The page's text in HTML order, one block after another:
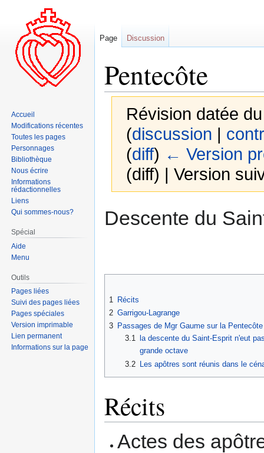
Pentecôte
Révision datée
(discussion |
(diff) ← Version
(diff) | Version
Descente du
1
Récits
2 Garrigou-Lagrange
3 Passages de Mgr Gaume sur la Pentecôte
3.1
la descente du Saint-Esprit n'eut
grande octave
3.2 Les apôtres sont réunis dans le
Récits
Actes des
Page Discussion
Accueil
Modifications récentes
Toutes les pages
Personnages
Bibliothèque
Nous écrire
Informations
rédactionnelles
Liens
Qui sommes-nous?
Spécial
Aide
Menu
Outils
Pages liées
Suivi des pages liées
Pages spéciales
Version imprimable
Lien permanent
Informations sur la page